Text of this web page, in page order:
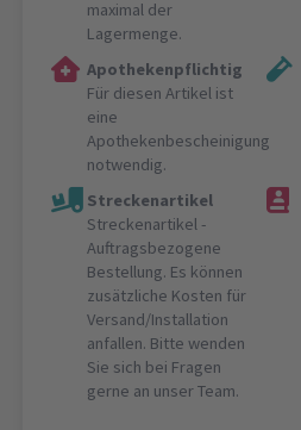
maximal der
Lagermenge.
Apothekenpflichtig
Für diesen Artikel ist
eine
Apothekenbescheinigung
notwendig.
Streckenartikel
Streckenartikel -
Auftragsbezogene
Bestellung. Es können
zusätzliche Kosten für
Versand/Installation
anfallen. Bitte wenden
Sie sich bei Fragen
gerne an unser Team.